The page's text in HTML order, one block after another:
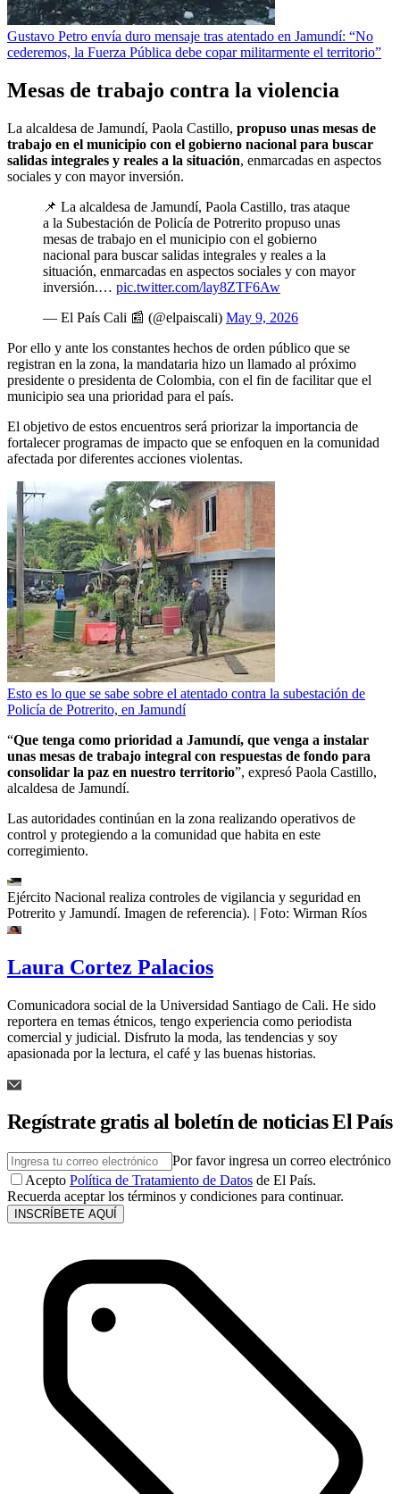
Gustavo Petro envía duro mensaje tras atentado en Jamundí: “No
cederemos, la Fuerza Pública debe copar militarmente el territorio”
Mesas de trabajo contra la violencia
La alcaldesa de Jamundí, Paola Castillo, propuso unas mesas de
trabajo en el municipio con el gobierno nacional para buscar
salidas integrales y reales a la situación, enmarcadas en aspectos
sociales y con mayor inversión.
📌 La alcaldesa de Jamundí, Paola Castillo, tras ataque
a la Subestación de Policía de Potrerito propuso unas
mesas de trabajo en el municipio con el gobierno
nacional para buscar salidas integrales y reales a la
situación, enmarcadas en aspectos sociales y con mayor
inversión.… pic.twitter.com/lay8ZTF6Aw
— El País Cali 📰 (@elpaiscali) May 9, 2026
Por ello y ante los constantes hechos de orden público que se
registran en la zona, la mandataria hizo un llamado al próximo
presidente o presidenta de Colombia, con el fin de facilitar que el
municipio sea una prioridad para el país.
El objetivo de estos encuentros será priorizar la importancia de
fortalecer programas de impacto que se enfoquen en la comunidad
afectada por diferentes acciones violentas.
Esto es lo que se sabe sobre el atentado contra la subestación de
Policía de Potrerito, en Jamundí
“Que tenga como prioridad a Jamundí, que venga a instalar
unas mesas de trabajo integral con respuestas de fondo para
consolidar la paz en nuestro territorio”, expresó Paola Castillo,
alcaldesa de Jamundí.
Las autoridades continúan en la zona realizando operativos de
control y protegiendo a la comunidad que habita en este
corregimiento.
Ejército Nacional realiza controles de vigilancia y seguridad en
Potrerito y Jamundí. Imagen de referencia). | Foto: Wirman Ríos
Laura Cortez Palacios
Comunicadora social de la Universidad Santiago de Cali. He sido
reportera en temas étnicos, tengo experiencia como periodista
comercial y judicial. Disfruto la moda, las tendencias y soy
apasionada por la lectura, el café y las buenas historias.
Regístrate gratis al boletín de noticias El País
Por favor ingresa un correo electrónico
Acepto Política de Tratamiento de Datos de El País.
Recuerda aceptar los términos y condiciones para continuar.
INSCRÍBETE AQUÍ